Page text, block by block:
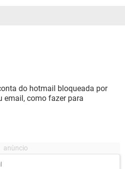
do hotmail bloqueada por
email, como fazer para